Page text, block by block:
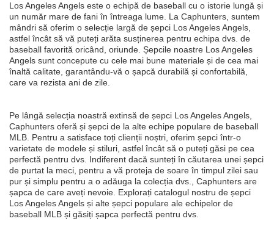
Los Angeles Angels este o echipă de baseball cu o istorie lungă și
un număr mare de fani în întreaga lume. La Caphunters, suntem
mândri să oferim o selecție largă de șepci Los Angeles Angels,
astfel încât să vă puteți arăta susținerea pentru echipa dvs. de
baseball favorită oricând, oriunde. Șepcile noastre Los Angeles
Angels sunt concepute cu cele mai bune materiale și de cea mai
înaltă calitate, garantându-vă o șapcă durabilă și confortabilă,
care va rezista ani de zile.
Pe lângă selecția noastră extinsă de șepci Los Angeles Angels,
Caphunters oferă și șepci de la alte echipe populare de baseball
MLB. Pentru a satisface toți clienții noștri, oferim șepci într-o
varietate de modele și stiluri, astfel încât să o puteți găsi pe cea
perfectă pentru dvs. Indiferent dacă sunteți în căutarea unei șepci
de purtat la meci, pentru a vă proteja de soare în timpul zilei sau
pur și simplu pentru a o adăuga la colecția dvs., Caphunters are
șapca de care aveți nevoie. Explorați catalogul nostru de șepci
Los Angeles Angels și alte șepci populare ale echipelor de
baseball MLB și găsiți șapca perfectă pentru dvs.